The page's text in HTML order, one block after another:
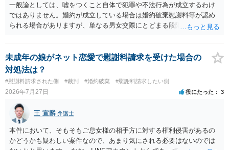
一般論としては、嘘をつくこと自体で犯罪や不法行為が成立するわけ
ではありません。婚約が成立している場合は婚約破棄慰謝料等が認め
られる場合がありますが、単なる男女交際にとどまる段階の場合、独
慰謝料は生じないことが多いと思われます。 お怒りはごもっともです
が、仮に交際を進めたとしても後に相手を信頼できなくなる可能性が
高かったということですので、むしろ結婚しなくてよかったと割り切
って、交際を終わらせるのがよいと思います。
未成年の娘がネット恋愛で慰謝料請求を受けた場合の
対処法は？
#慰謝料請求された側 #裁判 #婚約破棄 #慰謝料請求したい側
2026年7月27日 役にたった 3
王 宣麟 弁護士
本件において、そもそもご息女様の相手方に対する権利侵害があるの
かどうかも疑わしい案件なので、あまり気にされる必要はないのでは